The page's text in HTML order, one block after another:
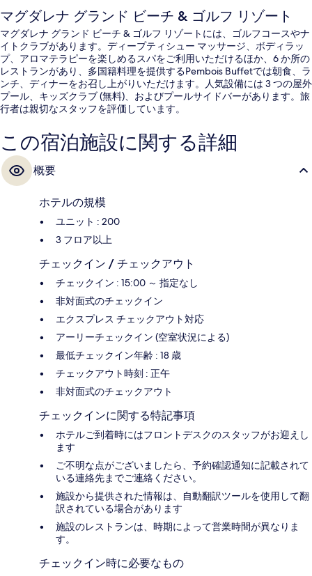
マグダレナ グランド ビーチ & ゴルフ リゾート
マグダレナ グランド ビーチ & ゴルフ リゾートには、ゴルフコースやナ
イトクラブがあります。ディープティシュー マッサージ、ボディラッ
プ、アロマテラピーを楽しめるスパをご利用いただけるほか、6 か所の
レストランがあり、多国籍料理を提供するPembois Buffetでは朝食、ラ
ンチ、ディナーをお召し上がりいただけます。人気設備には 3 つの屋外
プール、キッズクラブ (無料)、およびプールサイドバーがあります。旅
行者は親切なスタッフを評価しています。
この宿泊施設に関する詳細
概要
ホテルの規模
ユニット : 200
3 フロア以上
チェックイン / チェックアウト
チェックイン : 15:00 ～ 指定なし
非対面式のチェックイン
エクスプレス チェックアウト対応
アーリーチェックイン (空室状況による)
最低チェックイン年齢 : 18 歳
チェックアウト時刻 : 正午
非対面式のチェックアウト
チェックインに関する特記事項
ホテルご到着時にはフロントデスクのスタッフがお迎えし
ます
ご不明な点がございましたら、予約確認通知に記載されて
いる連絡先までご連絡ください。
施設から提供された情報は、自動翻訳ツールを使用して翻
訳されている場合があります
施設のレストランは、時期によって営業時間が異なりま
す。
チェックイン時に必要なもの